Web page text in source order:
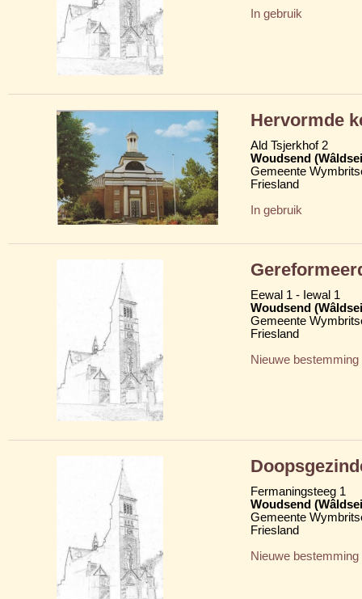
In gebruik
Hervormde
Ald Tsjerkhof 2
Woudsend
Gemeente
Friesland
In gebruik
Eewal 1 - Iewal 1
Woudsend
Gemeente
Friesland
Nieuwe bestemming
Fermaningsteeg 1
Woudsend
Gemeente
Friesland
Nieuwe bestemming